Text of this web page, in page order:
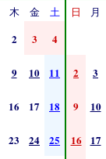
木 金 土
2 3 4
9 10 11
16 17 18
23 24 25
日 月
2 3
9 10
16 17